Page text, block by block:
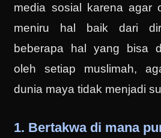
media sosial karena agar
meniru hal baik dari
beberapa hal yang bisa
oleh setiap muslimah,
dunia maya tidak menjadi
1. Bertakwa di mana